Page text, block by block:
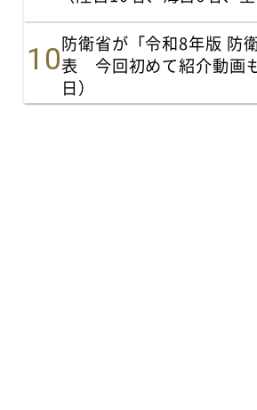
防衛省が「令和8年版 防
表 今回初めて紹介動画
日）